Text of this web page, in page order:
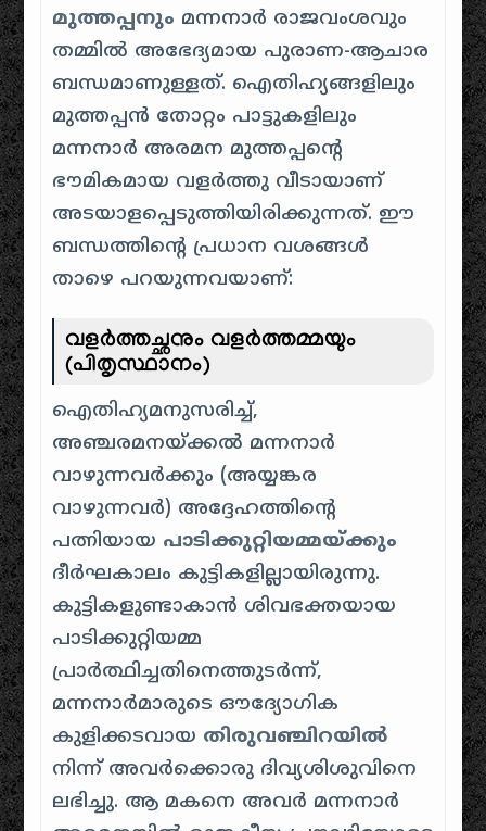
മുത്തപ്പനും മന്നനാർ രാജവംശവും
തമ്മിൽ അഭേദ്യമായ പുരാണ-ആചാര
ബന്ധമാണുള്ളത്. ഐതിഹ്യങ്ങളിലും
മുത്തപ്പൻ തോറ്റം പാട്ടുകളിലും
മന്നനാർ അരമന മുത്തപ്പന്റെ
ഭൗമികമായ വളർത്തു വീടായാണ്
അടയാളപ്പെടുത്തിയിരിക്കുന്നത്. ഈ
ബന്ധത്തിന്റെ പ്രധാന വശങ്ങൾ
താഴെ പറയുന്നവയാണ്:
വളർത്തച്ഛനും വളർത്തമ്മയും
(പിതൃസ്ഥാനം)
ഐതിഹ്യമനുസരിച്ച്,
അഞ്ചരമനയ്ക്കൽ മന്നനാർ
വാഴുന്നവർക്കും (അയ്യങ്കര
വാഴുന്നവർ) അദ്ദേഹത്തിന്റെ
പത്നിയായ പാടിക്കുറ്റിയമ്മയ്ക്കും
ദീർഘകാലം കുട്ടികളില്ലായിരുന്നു.
കുട്ടികളുണ്ടാകാൻ ശിവഭക്തയായ
പാടിക്കുറ്റിയമ്മ
പ്രാർത്ഥിച്ചതിനെത്തുടർന്ന്,
മന്നനാർമാരുടെ ഔദ്യോഗിക
കുളിക്കടവായ തിരുവഞ്ചിറയിൽ
നിന്ന് അവർക്കൊരു ദിവ്യശിശുവിനെ
ലഭിച്ചു. ആ മകനെ അവർ മന്നനാർ